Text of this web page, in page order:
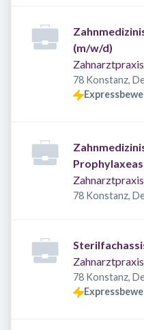
(m/w/d)
78 Konstanz,
78 Konstanz,
78 Konstanz,